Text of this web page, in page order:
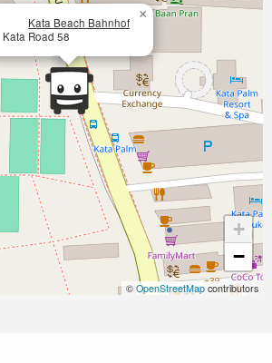
Kata Beach Bahnhof
Kata Road 58
×
+
−
© OpenStreetMap contributors